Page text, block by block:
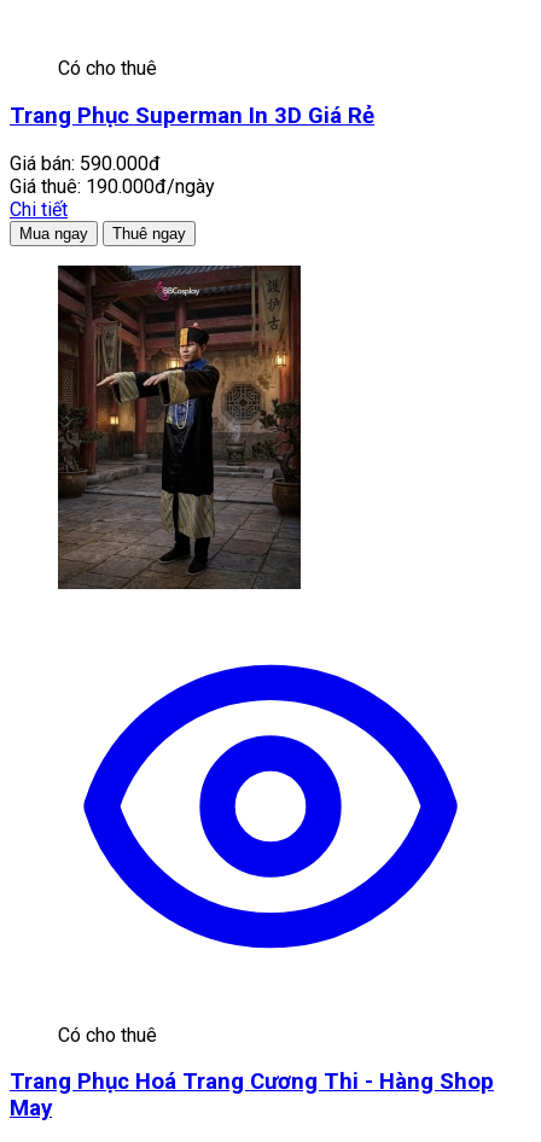
Có cho thuê
Trang Phục Superman In 3D Giá Rẻ
Giá bán: 590.000đ
Giá thuê: 190.000đ/ngày
Chi tiết
Mua ngay Thuê ngay
Có cho thuê
Trang Phục Hoá Trang Cương Thi - Hàng Shop
May